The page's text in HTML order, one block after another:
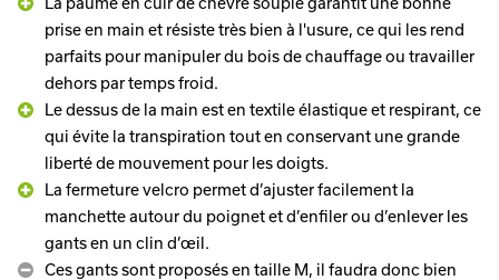
prise en main et résiste très bien à l'usure, ce qui les rend
parfaits pour manipuler du bois de chauffage ou travailler
dehors par temps froid.
Le dessus de la main est en textile élastique et respirant, ce
qui évite la transpiration tout en conservant une grande
liberté de mouvement pour les doigts.
La fermeture velcro permet d’ajuster facilement la
manchette autour du poignet et d’enfiler ou d’enlever les
gants en un clin d’œil.
Ces gants sont proposés en taille M, il faudra donc bien